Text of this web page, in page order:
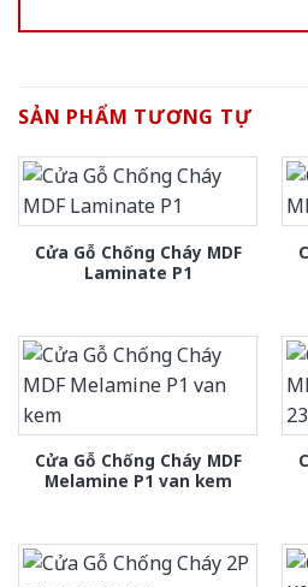
SẢN PHẨM TƯƠNG TỰ
Cửa Gỗ Chống Cháy MDF
Laminate P1
Cửa Gỗ Chống Cháy MDF
Melamine P1 van kem